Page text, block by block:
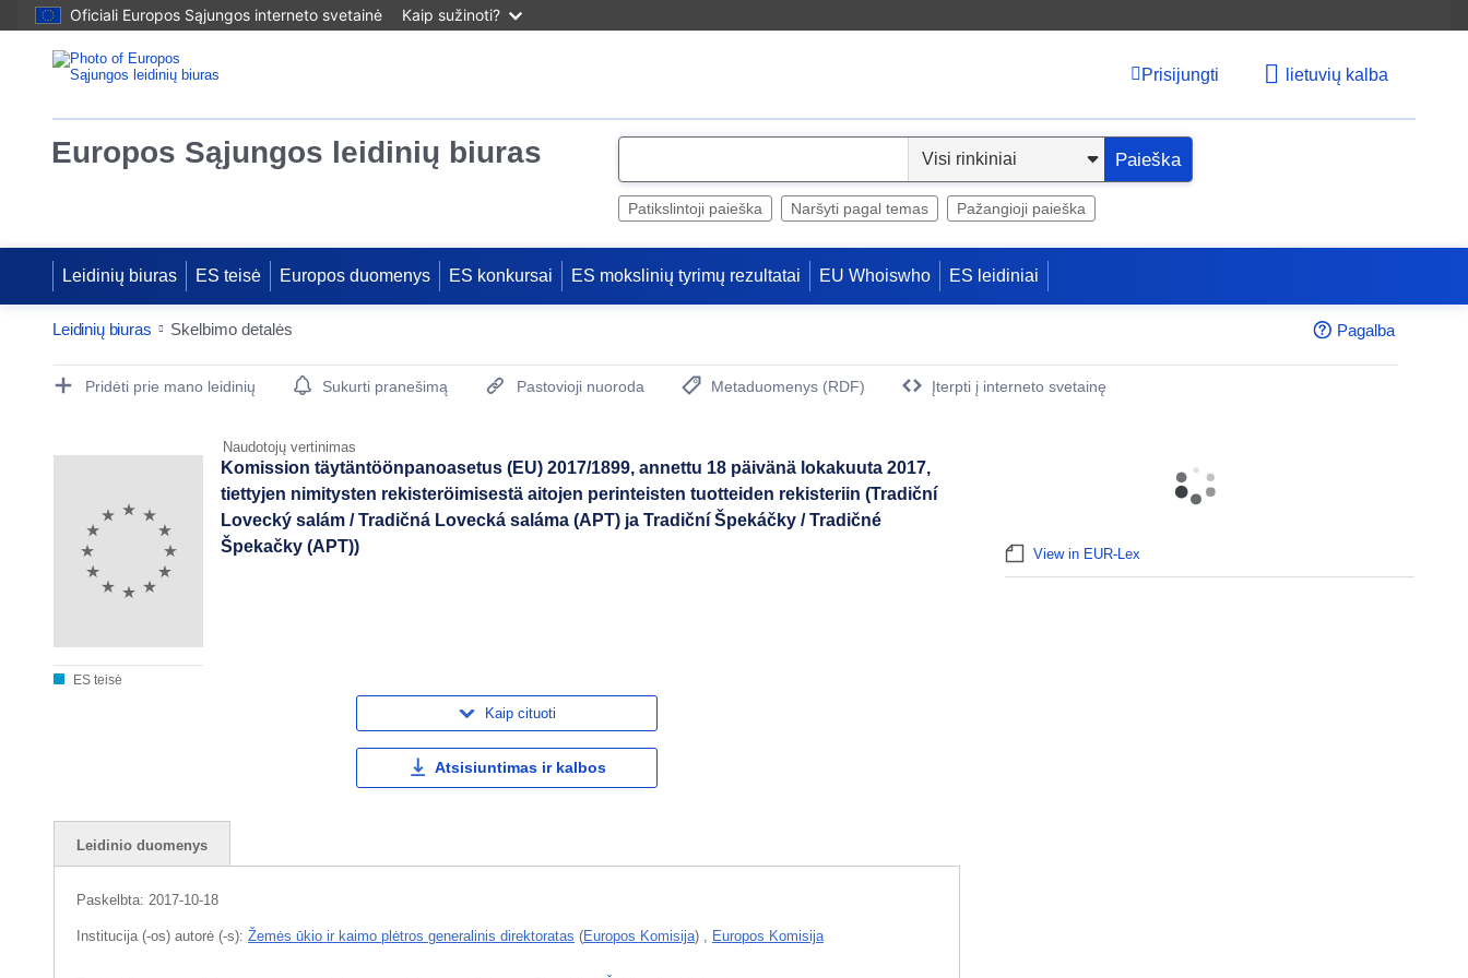
Oficiali Europos Sąjungos interneto svetainė Kaip sužinoti?
Prisijungti lietuvių kalba
Europos Sąjungos leidinių biuras
e
Paieška
Patikslintoji paieška Naršyti pagal temas Pažangioji paieška
Leidinių biuras ES teisė Europos duomenys ES konkursai ES mokslinių tyrimų rezultatai EU Whoiswho ES leidiniai
Leidinių biuras Skelbimo detalės Pagalba
Publication Detail Actions Portlet
Pridėti prie mano leidinių Sukurti pranešimą Pastovioji nuoroda
Metaduomenys (RDF)
Įterpti į interneto svetainę
Naudotojų vertinimas
ES teisė
Komission täytäntöönpanoasetus (EU) 2017/1899, annettu 18 päivänä lokakuuta 2017,
tiettyjen nimitysten rekisteröimisestä aitojen perinteisten tuotteiden rekisteriin (Tradiční
Lovecký salám / Tradičná Lovecká saláma (APT) ja Tradiční Špekáčky / Tradičné
Špekačky (APT))
Kaip cituoti
Atsisiuntimas ir kalbos
Leidinio duomenys
Paskelbta: 2017-10-18
Institucija (-os) autorė (-s): Žemės ūkio ir kaimo plėtros generalinis direktoratas (Europos Komisija) , Europos Komisija
View in EUR-Lex